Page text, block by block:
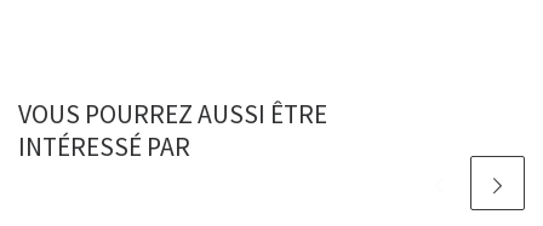
VOUS POURREZ AUSSI ÊTRE
INTÉRESSÉ PAR